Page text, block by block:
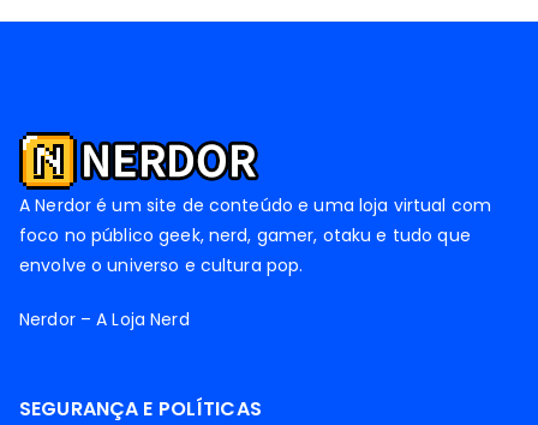
A Nerdor é um site de conteúdo e uma loja virtual com
foco no público geek, nerd, gamer, otaku e tudo que
envolve o universo e cultura pop.
Nerdor – A Loja Nerd
SEGURANÇA E POLÍTICAS